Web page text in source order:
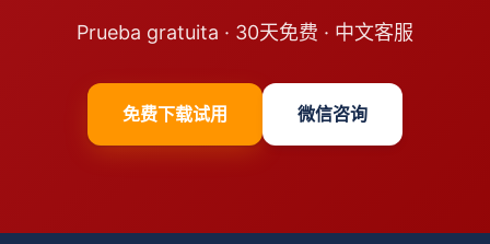
Prueba gratuita · 30天免费 · 中文客服
免费下载试用 微信咨询